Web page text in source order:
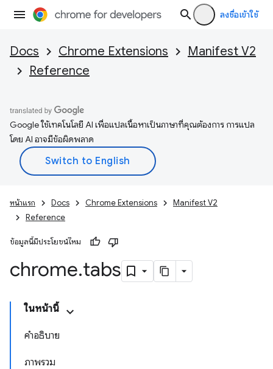
ลงชื่อเข้าใช้
Docs Chrome Extensions
Manifest V2
Reference
Google ใช้เทคโนโลยี AI เพื่อแปลเนื้อหาเป็นภาษาที่คุณต้องการ การแปล
โดย AI อาจมีข้อผิดพลาด
หน้าแรก Docs Chrome Extensions
Manifest V2
Reference
ข้อมูลนี้มีประโยชน์ไหม
chrome.tabs
ในหน้านี้
คำอธิบาย
ภาพรวม